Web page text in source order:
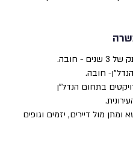
- חובה.
חובה.
בתחום הנדל"ן
ומתן מול דיירים, יזמים וגופים